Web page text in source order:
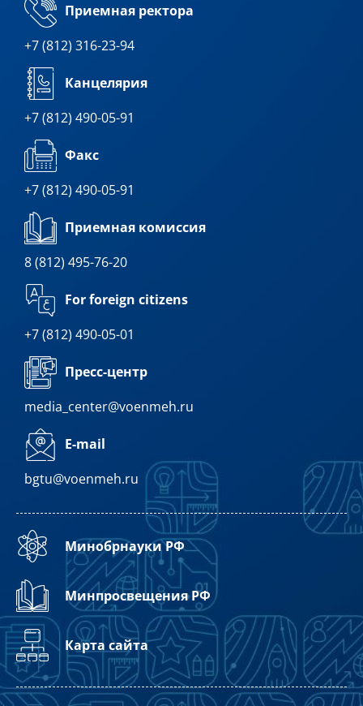
Приемная ректора
+7 (812) 316-23-94
Канцелярия
+7 (812) 490-05-91
Факс
+7 (812) 490-05-91
Приемная комиссия
8 (812) 495-76-20
For foreign citizens
+7 (812) 490-05-01
Пресс-центр
media_center@voenmeh.ru
E-mail
bgtu@voenmeh.ru
Минобрнауки РФ
Минпросвещения РФ
Карта сайта